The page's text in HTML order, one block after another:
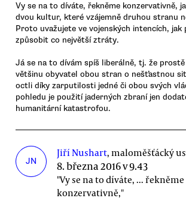
Vy se na to díváte, řekněme konzervativně,
dvou kultur, které vzájemně druhou stranu
Proto uvažujete ve vojenských intencích, jak
způsobit co největší ztráty.
Já se na to dívám spíš liberálně, tj. že
většinu obyvatel obou stran o nešťastnou
octli díky zarputilosti jedné či obou svých
pohledu je použití jaderných zbraní jen
humanitární katastrofou.
JN
Jiří Nushart, maloměšťácký
8. března 2016 v 9.43
"Vy se na to díváte, ... řekněme
konzervativně,"